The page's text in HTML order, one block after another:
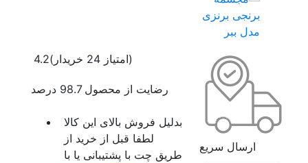
4.2 (امتیاز 24 خریدار)
رضایت از محصول 98.7 درصد
بدلیل فروش بالای این کالا
لطفا قبل از خرید از
طریق چت با پشتیبانی یا با
ارسال سریع